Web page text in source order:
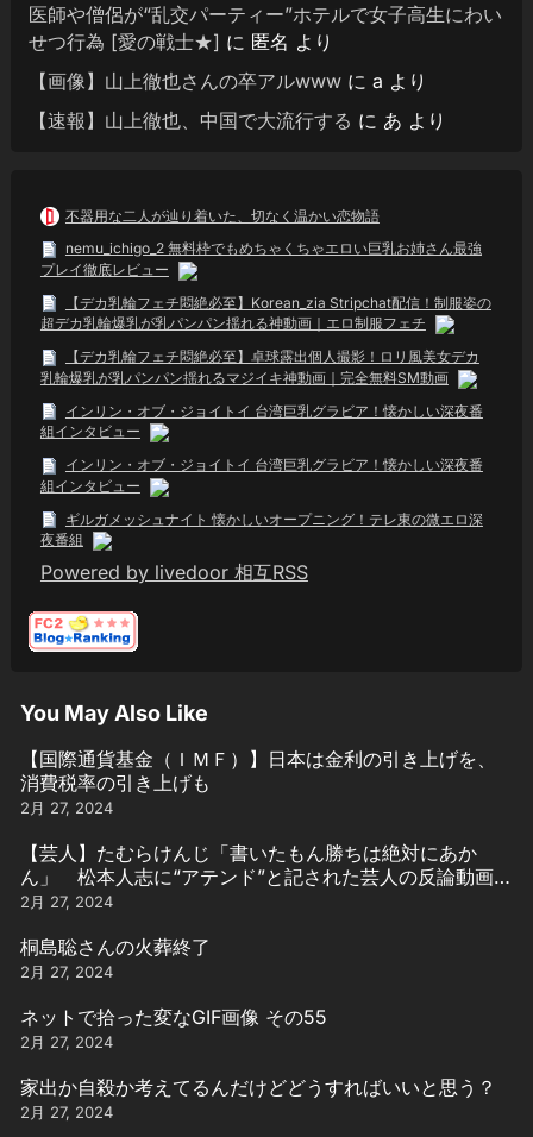
医師や僧侶が“乱交パーティー”ホテルで女子高生にわい
せつ行為 [愛の戦士★] に 匿名 より
【画像】山上徹也さんの卒アルwwwに a より
【速報】山上徹也、中国で大流行する に あ より
不器用な二人が辿り着いた、切なく温かい恋物語
nemu_ichigo_2 無料枠でもめちゃくちゃエロい巨乳お姉さん最強
プレイ徹底レビュー
【デカ乳輪フェチ悶絶必至】Korean_zia Stripchat配信！制服姿の
超デカ乳輪爆乳が乳パンパン揺れる神動画｜エロ制服フェチ
【デカ乳輪フェチ悶絶必至】卓球露出個人撮影！ロリ風美女デカ
乳輪爆乳が乳パンパン揺れるマジイキ神動画｜完全無料SM動画
インリン・オブ・ジョイトイ 台湾巨乳グラビア！懐かしい深夜番
組インタビュー
インリン・オブ・ジョイトイ 台湾巨乳グラビア！懐かしい深夜番
組インタビュー
ギルガメッシュナイト 懐かしいオープニング！テレ東の微エロ深
夜番組
Powered by livedoor 相互RSS
You May Also Like
【国際通貨基金（ＩＭＦ）】日本は金利の引き上げを、
消費税率の引き上げも
2月 27, 2024
【芸人】たむらけんじ「書いたもん勝ちは絶対にあか
ん」 松本人志に“アテンド”と記された芸人の反論動画引
用
2月 27, 2024
桐島聡さんの火葬終了
2月 27, 2024
ネットで拾った変なGIF画像 その55
2月 27, 2024
家出か自殺か考えてるんだけどどうすればいいと思う？
2月 27, 2024